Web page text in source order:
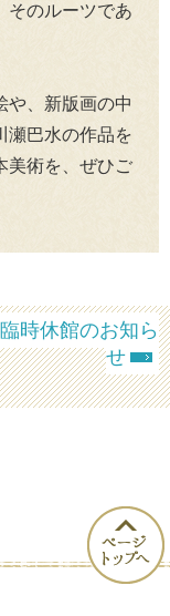
そのルーツであ
、新版画の中
瀬巴水の作品を
美術を、ぜひご
臨時休館のお知ら
せ